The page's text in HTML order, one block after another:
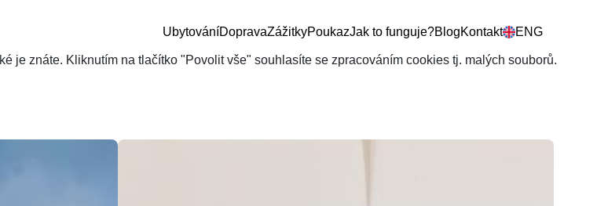
UbytováníDopravaZážitkyPoukazJak to funguje?BlogKontakt ENG
je znáte. Kliknutím na tlačítko "Povolit vše" souhlasíte se zpracováním cookies tj. malých souborů.